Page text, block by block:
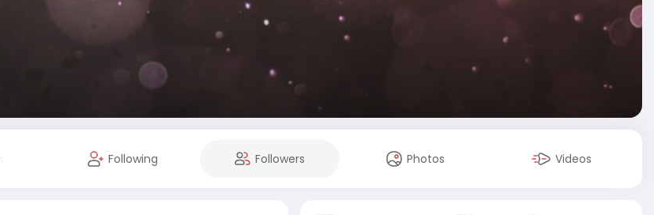
Following Followers Photos Videos